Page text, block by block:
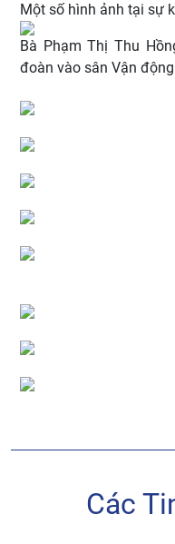
Một số hình ảnh tại sự
Bà Phạm Thị Thu
đoàn vào sân Vận
Các